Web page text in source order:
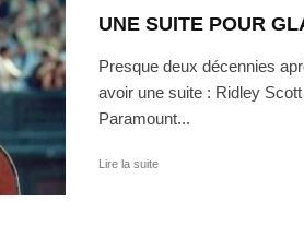
UNE SUITE POUR
Presque deux décennies
avoir une suite : Ridley
Paramount...
Lire la suite